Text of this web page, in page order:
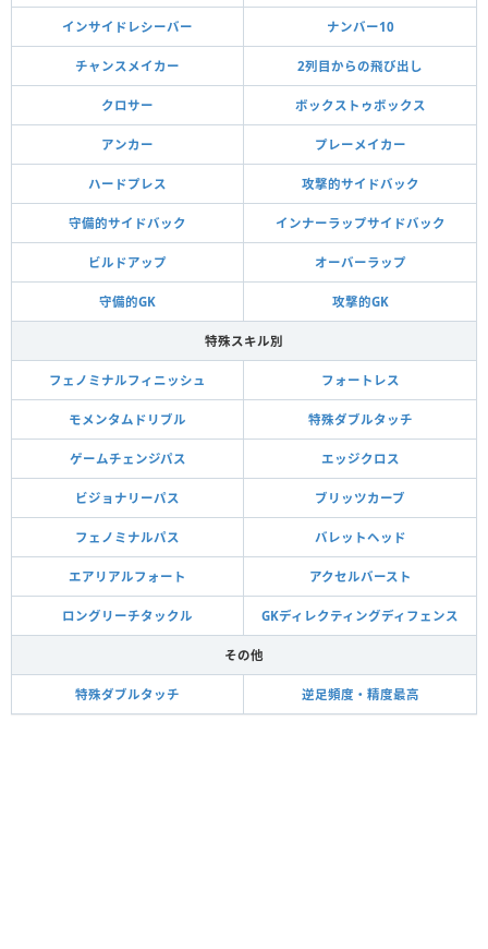
インサイドレシーバー ナンバー10
チャンスメイカー 2列目からの飛び出し
クロサー ボックストゥボックス
アンカー プレーメイカー
ハードプレス 攻撃的サイドバック
守備的サイドバック インナーラップサイドバック
ビルドアップ オーバーラップ
守備的GK 攻撃的GK
特殊スキル別
フェノミナルフィニッシュ フォートレス
モメンタムドリブル 特殊ダブルタッチ
ゲームチェンジパス エッジクロス
ビジョナリーパス ブリッツカーブ
フェノミナルパス バレットヘッド
エアリアルフォート アクセルバースト
ロングリーチタックル GKディレクティングディフェンス
その他
特殊ダブルタッチ 逆足頻度・精度最高